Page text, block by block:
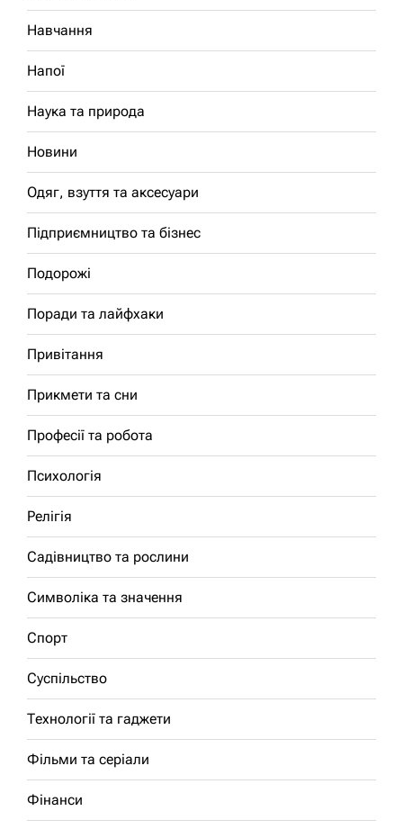
Навчання
Напої
Наука та природа
Новини
Одяг, взуття та аксесуари
Підприємництво та бізнес
Подорожі
Поради та лайфхаки
Привітання
Прикмети та сни
Професії та робота
Психологія
Релігія
Садівництво та рослини
Символіка та значення
Спорт
Суспільство
Технології та гаджети
Фільми та серіали
Фінанси